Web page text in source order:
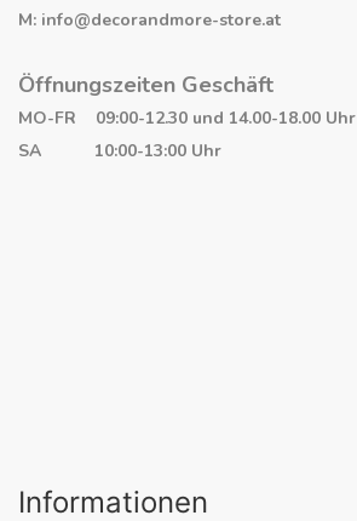
M: info@decorandmore-store.at
Öffnungszeiten Geschäft
MO-FR 09:00-12.30 und 14.00-18.00 Uhr
SA 10:00-13:00 Uhr
Informationen